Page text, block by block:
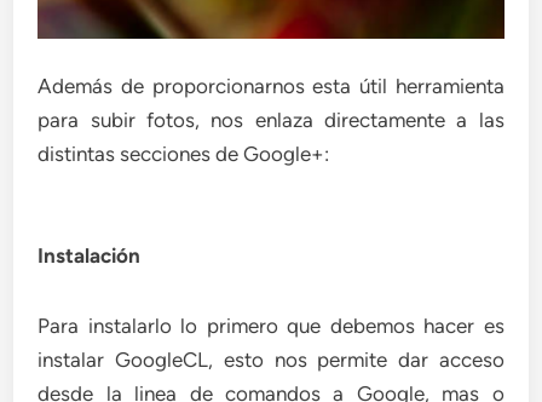
Además de proporcionarnos esta útil herramienta
para subir fotos, nos enlaza directamente a las
distintas secciones de Google+:
Instalación
Para instalarlo lo primero que debemos hacer es
instalar GoogleCL, esto nos permite dar acceso
desde la linea de comandos a Google, mas o